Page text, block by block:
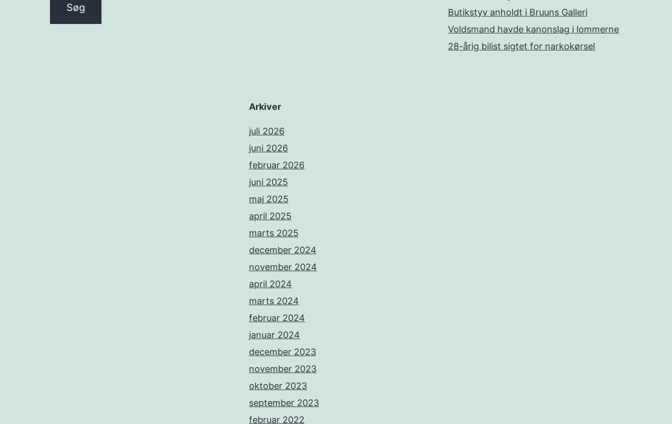
Butikstyv anholdt i Bruuns Galleri
Voldsmand havde kanonslag i lommerne
28-årig bilist sigtet for narkokørsel
Arkiver
juli 2026
juni 2026
februar 2026
juni 2025
maj 2025
april 2025
marts 2025
december 2024
november 2024
april 2024
marts 2024
februar 2024
januar 2024
december 2023
november 2023
oktober 2023
september 2023
februar 2022